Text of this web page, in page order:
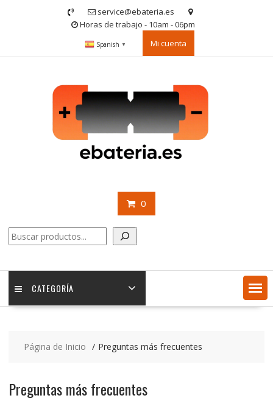
service@ebateria.es
Horas de trabajo - 10am - 06pm
Spanish ▼ Mi cuenta
0
Buscar
CATEGORÍA
Página de Inicio Preguntas más frecuentes
Preguntas más frecuentes